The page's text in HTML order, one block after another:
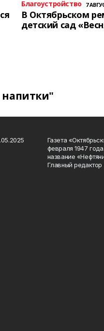
Благоустройство 7
В Октябрьском
детский сад
напитки"
Газета
февраля 1947
название
Главный